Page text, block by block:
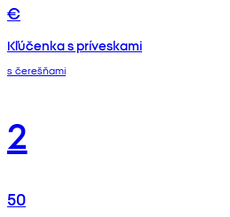
€
Kľúčenka s príveskami
s čerešňami
2
50